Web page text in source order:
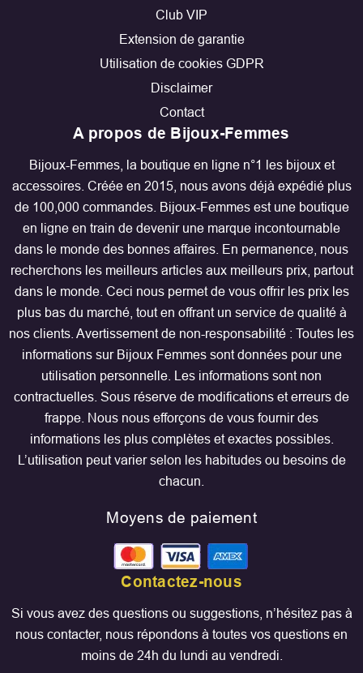
Club VIP
Extension de garantie
Utilisation de cookies GDPR
Disclaimer
Contact
A propos de Bijoux-Femmes
Bijoux-Femmes, la boutique en ligne n°1 les bijoux et
accessoires. Créée en 2015, nous avons déjà expédié plus
de 100,000 commandes. Bijoux-Femmes est une boutique
en ligne en train de devenir une marque incontournable
dans le monde des bonnes affaires. En permanence, nous
recherchons les meilleurs articles aux meilleurs prix, partout
dans le monde. Ceci nous permet de vous offrir les prix les
plus bas du marché, tout en offrant un service de qualité à
nos clients. Avertissement de non-responsabilité : Toutes les
informations sur Bijoux Femmes sont données pour une
utilisation personnelle. Les informations sont non
contractuelles. Sous réserve de modifications et erreurs de
frappe. Nous nous efforçons de vous fournir des
informations les plus complètes et exactes possibles.
L’utilisation peut varier selon les habitudes ou besoins de
chacun.
Moyens de paiement
Contactez-nous
Si vous avez des questions ou suggestions, n’hésitez pas à
nous contacter, nous répondons à toutes vos questions en
moins de 24h du lundi au vendredi.